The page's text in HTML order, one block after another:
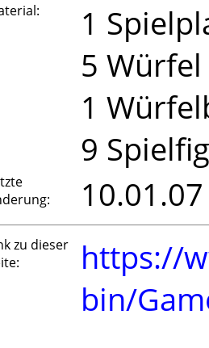
1
5 Würfel
1
9
10.01.07
zu dieser
https://
bin/